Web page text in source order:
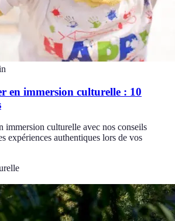
en immersion culturelle : 10
immersion culturelle avec nos conseils
expériences authentiques lors de vos